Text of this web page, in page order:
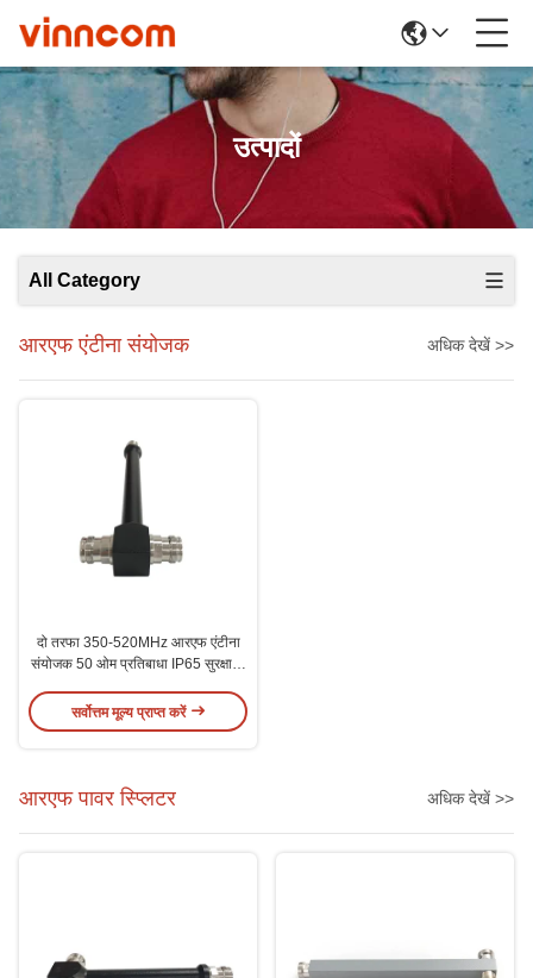
उत्पादों
All Category
आरएफ एंटीना संयोजक अधिक देखें >>
दो तरफा 350-520MHz आरएफ एंटीना
संयोजक 50 ओम प्रतिबाधा IP65 सुरक्षा N
सर्वोत्तम मूल्य प्राप्त करें
आरएफ पावर स्प्लिटर अधिक देखें >>